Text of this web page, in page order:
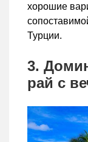
хорошие
Турции.
3.
рай с